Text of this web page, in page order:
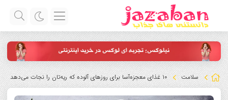
سلامت ۱۰ غذای معجزه‌آسا برای روزهای آلوده که ریه‌تان را نجات می‌دهد